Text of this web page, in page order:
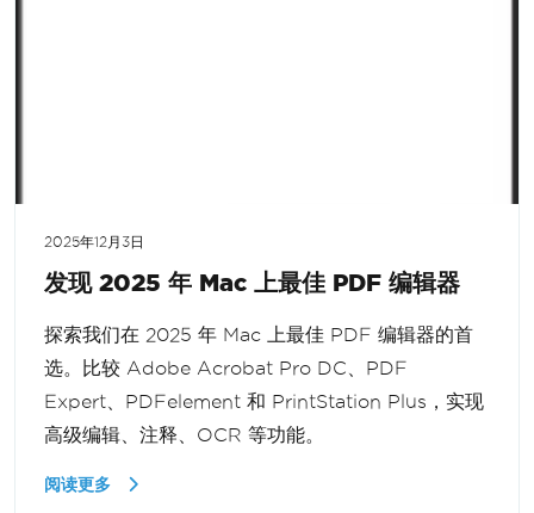
2025年12月3日
发现 2025 年 Mac 上最佳 PDF 编辑器
探索我们在 2025 年 Mac 上最佳 PDF 编辑器的首
选。比较 Adobe Acrobat Pro DC、PDF
Expert、PDFelement 和 PrintStation Plus，实现
高级编辑、注释、OCR 等功能。
阅读更多